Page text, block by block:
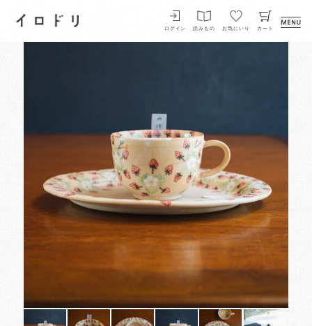
イロドリ
ログイン 読みもの お気にいり カート